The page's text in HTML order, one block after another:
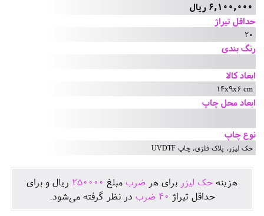
6,100,000 ریال
حداقل تیراژ
20
رنگ بندی
ابعاد کالا
14x9x6 cm
ابعاد محل چاپ
نوع چاپ
حک لیزر, پلاک فلزی, چاپ UVDTF
هزينه حک لیزر برای هر ضرب مبلغ 250000 ريال و برای
حداقل تيراژ 40 ضرب در نظر گرفته می‌شود.